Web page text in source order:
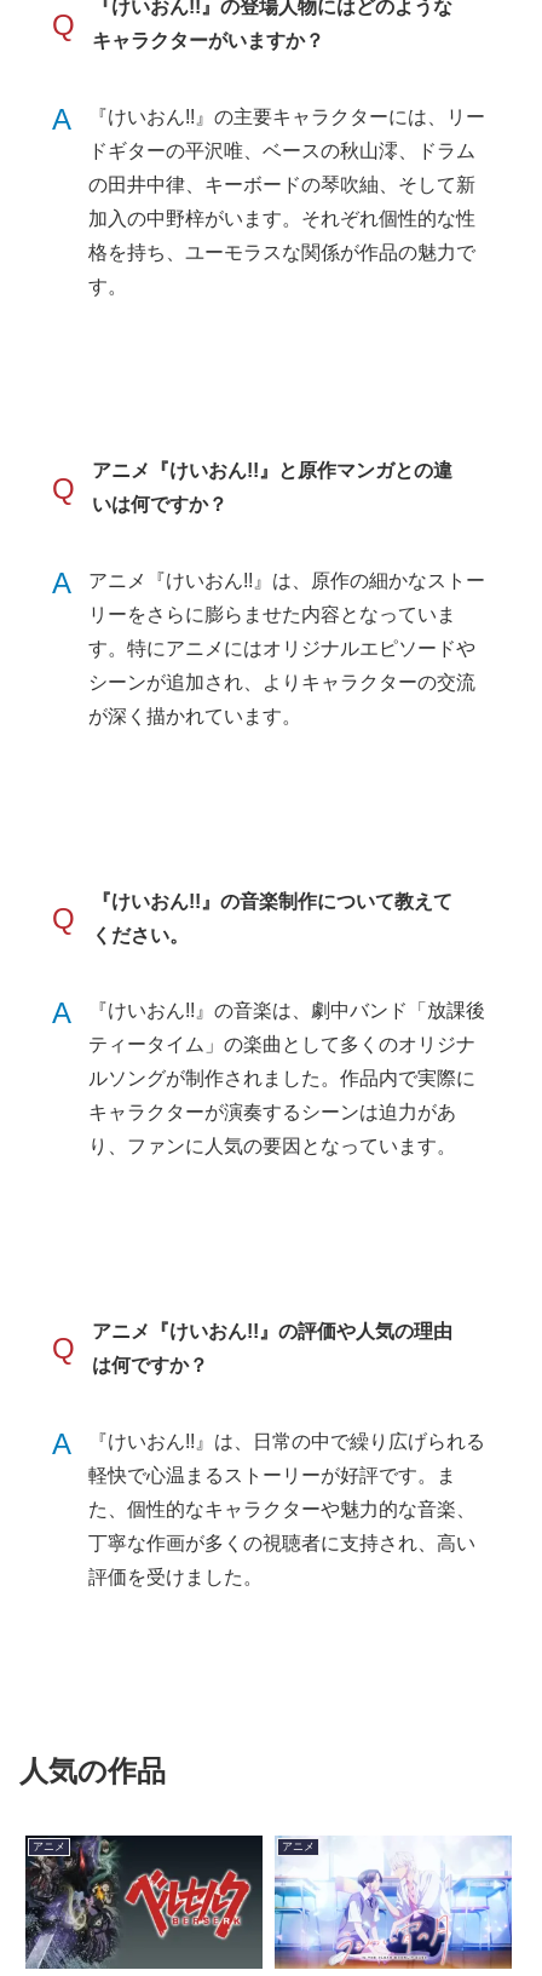
Q
『けいおん!!』の登場人物にはどのような
キャラクターがいますか？
A
『けいおん!!』の主要キャラクターには、リー
ドギターの平沢唯、ベースの秋山澪、ドラム
の田井中律、キーボードの琴吹紬、そして新
加入の中野梓がいます。それぞれ個性的な性
格を持ち、ユーモラスな関係が作品の魅力で
す。
Q
アニメ『けいおん!!』と原作マンガとの違
いは何ですか？
A
アニメ『けいおん!!』は、原作の細かなストー
リーをさらに膨らませた内容となっていま
す。特にアニメにはオリジナルエピソードや
シーンが追加され、よりキャラクターの交流
が深く描かれています。
Q
『けいおん!!』の音楽制作について教えて
ください。
A
『けいおん!!』の音楽は、劇中バンド「放課後
ティータイム」の楽曲として多くのオリジナ
ルソングが制作されました。作品内で実際に
キャラクターが演奏するシーンは迫力があ
り、ファンに人気の要因となっています。
Q
アニメ『けいおん!!』の評価や人気の理由
は何ですか？
A
『けいおん!!』は、日常の中で繰り広げられる
軽快で心温まるストーリーが好評です。ま
た、個性的なキャラクターや魅力的な音楽、
丁寧な作画が多くの視聴者に支持され、高い
評価を受けました。
人気の作品
アニメ アニメ